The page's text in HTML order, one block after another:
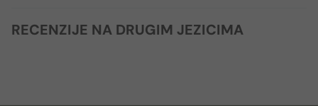
RECENZIJE NA DRUGIM JEZICIMA